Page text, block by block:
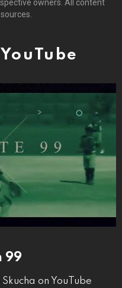
owners. All content
99
on YouTube